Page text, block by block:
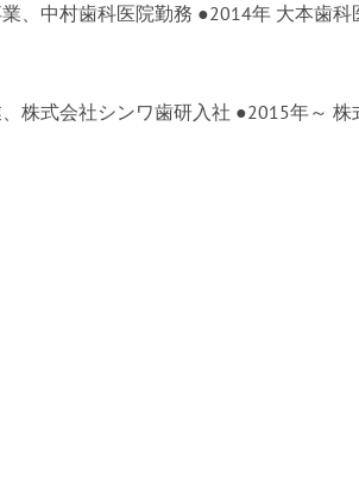
、中村歯科医院勤務 ●2014年 大本歯科
株式会社シンワ歯研入社 ●2015年～ 株